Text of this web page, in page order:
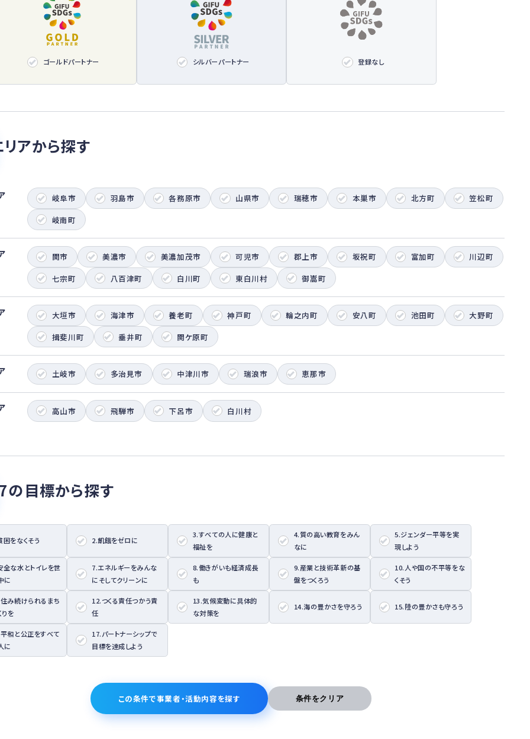
ゴールドパートナー シルバーパートナー 登録なし
アから探す
岐阜市 羽島市 各務原市 山県市 瑞穂市 本巣市 北方町
笠松町
岐南町
関市 美濃市 美濃加茂市 可児市 郡上市 坂祝町 富加町
川辺町
七宗町
八百津町 白川町 東白川村 御嵩町
大垣市 海津市 養老町 神戸町 輪之内町 安八町 池田町
大野町
揖斐川町
垂井町 関ケ原町
土岐市 多治見市 中津川市 瑞浪市 恵那市
高山市 飛騨市 下呂市 白川村
の目標から探す
困をなくそう 2.飢餓をゼロに
3.すべての人に健康と
福祉を
4.質の高い教育をみん
なに
5.ジェンダー平等を実
現しよう
全な水とトイレを世
に
7.エネルギーをみんな
にそしてクリーンに
8.働きがいも経済成長
も
9.産業と技術革新の基
盤をつくろう
10.人や国の不平等をな
くそう
み続けられるまち
りを
12.つくる責任つかう責
任
13.気候変動に具体的
な対策を
14.海の豊かさを守ろう 15.陸の豊かさも守ろう
和と公正をすべて
に
17.パートナーシップで
目標を達成しよう
この条件で事業者・活動内容を探す